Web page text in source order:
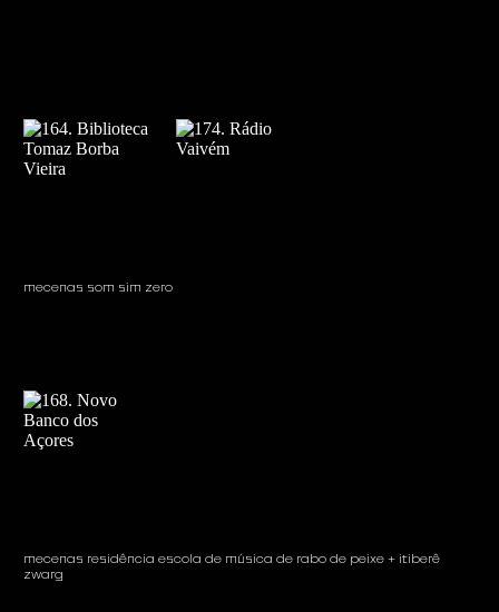
mecenas som sim zero
mecenas residência escola de música de rabo de peixe + itiberê
zwarg